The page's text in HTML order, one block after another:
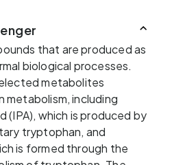
that are produced as
biological processes.
metabolites
metabolism, including
(IPA), which is produced by
tryptophan, and
is formed through the